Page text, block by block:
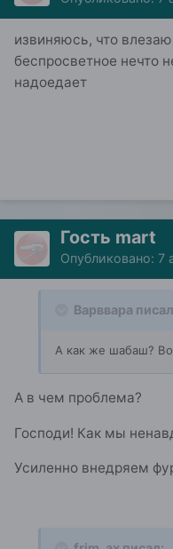
извиняюсь, что
беспросветное нечто
надоедает
Гость mart
Опубликовано: 7
Варввара
А как же шабаш?
А в чем проблема?
Господи! Как мы
Усиленно внедряем